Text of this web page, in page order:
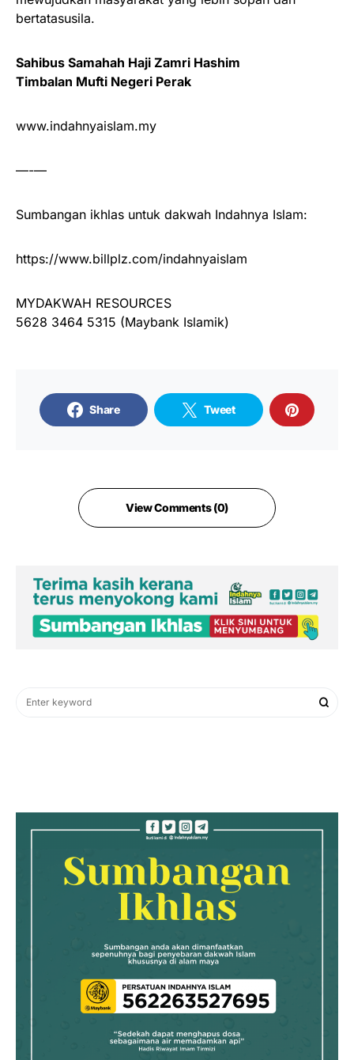
bertatasusila.
Sahibus Samahah Haji Zamri Hashim
Timbalan Mufti Negeri Perak
www.indahnyaislam.my
—-—
Sumbangan ikhlas untuk dakwah Indahnya Islam:
https://www.billplz.com/indahnyaislam
MYDAKWAH RESOURCES
5628 3464 5315 (Maybank Islamik)
Share Tweet
View Comments (0)